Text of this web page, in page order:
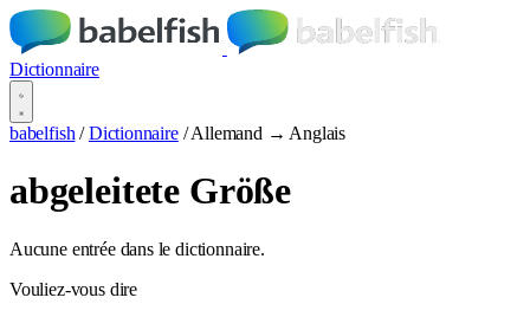
Dictionnaire
babelfish / Dictionnaire / Allemand → Anglais
abgeleitete Größe
Aucune entrée dans le dictionnaire.
Vouliez-vous dire